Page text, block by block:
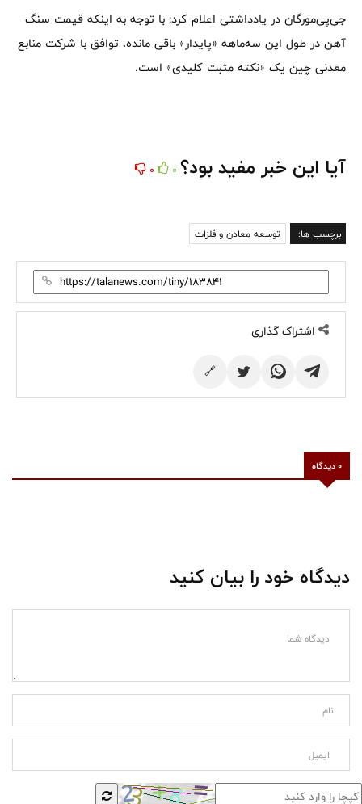
جی‌پی‌مورگان در یادداشتی اعلام کرد: با توجه به اینکه قیمت سنگ
آهن در طول این سه‌ماهه «پایدار» باقی مانده، توافق با شرکت منابع
معدنی چین یک «نکته مثبت کلیدی» است.
آیا این خبر مفید بود؟ 0
0
برچسب ها: توسعه معادن و فلزات
اشتراک گذاری
🔗
0 دیدگاه
دیدگاه خود را بیان کنید